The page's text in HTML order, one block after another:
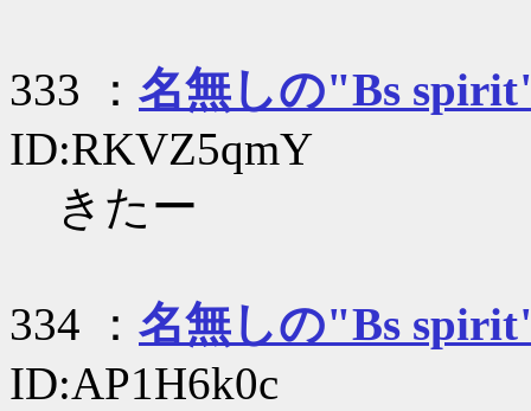
333 ： 名無しの"Bs
ID:RKVZ5qmY
きたー
334 ： 名無しの"Bs
ID:AP1H6k0c